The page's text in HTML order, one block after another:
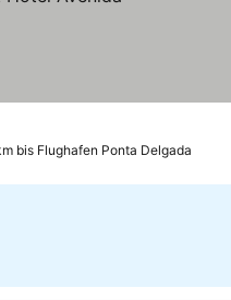
bis Flughafen Ponta Delgada